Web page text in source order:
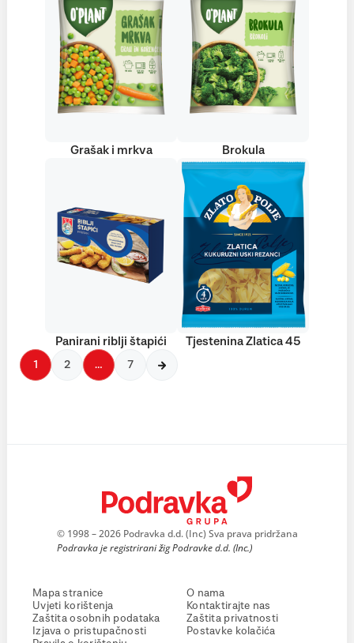
Grašak i mrkva Brokula
Panirani riblji štapići Tjestenina Zlatica 45
1 2 … 7
© 1998 – 2026 Podravka d.d. (Inc) Sva prava pridržana
Podravka je registrirani žig Podravke d.d. (Inc.)
Mapa stranice
Uvjeti korištenja
Zaštita osobnih podataka
Izjava o pristupačnosti
O nama
Kontaktirajte nas
Zaštita privatnosti
Postavke kolačića